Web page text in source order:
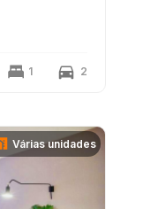
1 2
Várias unidades